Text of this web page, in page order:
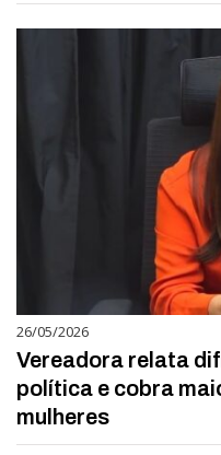
26/05/2026
Vereadora relata
política e cobra
mulheres